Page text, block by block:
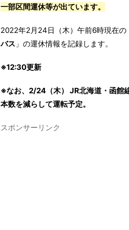
一部区間運休等が出ています。
2022年2月24日（木）午前6時現在の
バス 」の運休情報を記録します。
※12:30更新
※なお、2/24（木） JR北海道・函館
本数を減らして運転予定。
スポンサーリンク